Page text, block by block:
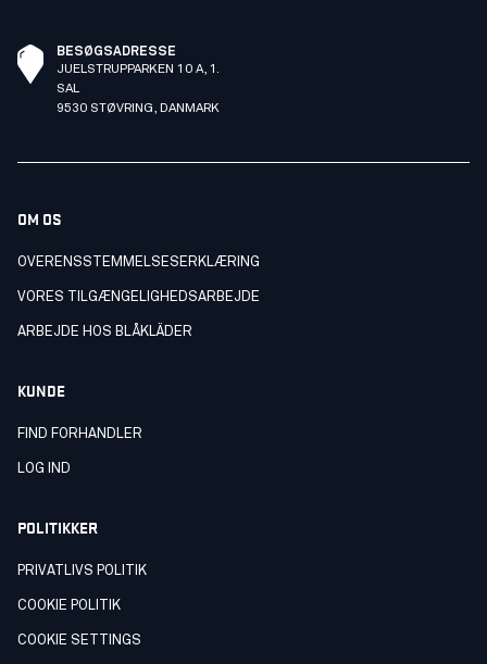
BESØGSADRESSE
JUELSTRUPPARKEN 10 A, 1.
SAL
9530 STØVRING, DANMARK
OM OS
OVERENSSTEMMELSESERKLÆRING
VORES TILGÆNGELIGHEDSARBEJDE
ARBEJDE HOS BLÅKLÄDER
KUNDE
FIND FORHANDLER
LOG IND
POLITIKKER
PRIVATLIVS POLITIK
COOKIE POLITIK
COOKIE SETTINGS